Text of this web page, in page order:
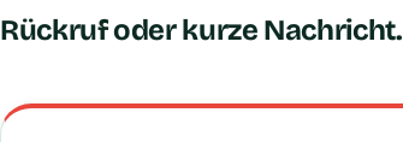
Rückruf oder kurze Nachricht.